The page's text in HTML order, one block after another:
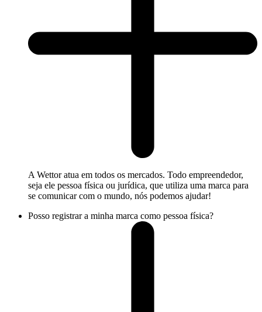
A Wettor atua em todos os mercados. Todo empreendedor,
seja ele pessoa física ou jurídica, que utiliza uma marca para
se comunicar com o mundo, nós podemos ajudar!
Posso registrar a minha marca como pessoa física?